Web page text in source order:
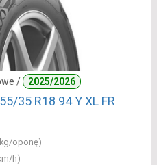
/ 2025/2026
35 R18 94 Y XL FR
oponę)
h)